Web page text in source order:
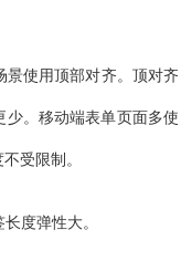
景使用顶部对齐。顶对齐
。移动端表单页面多使
受限制。
度弹性大。